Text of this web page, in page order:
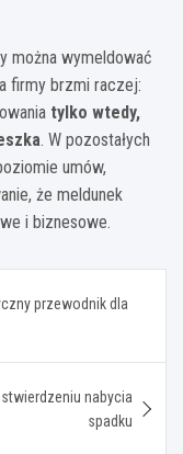
można wymeldować
firmy brzmi raczej:
tylko wtedy,
. W pozostałych
umów,
że meldunek
i biznesowe.
przewodnik dla
nabycia
spadku